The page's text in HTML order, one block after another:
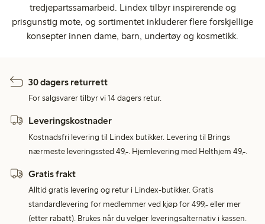
tredjepartssamarbeid. Lindex tilbyr inspirerende og
prisgunstig mote, og sortimentet inkluderer flere forskjellige
konsepter innen dame, barn, undertøy og kosmetikk.
30 dagers returrett
For salgsvarer tilbyr vi 14 dagers retur.
Leveringskostnader
Kostnadsfri levering til Lindex butikker. Levering til Brings
nærmeste leveringssted 49,-. Hjemlevering med Helthjem 49,-.
Gratis frakt
Alltid gratis levering og retur i Lindex-butikker. Gratis
standardlevering for medlemmer ved kjøp for 499,- eller mer
(etter rabatt). Brukes når du velger leveringsalternativ i kassen.